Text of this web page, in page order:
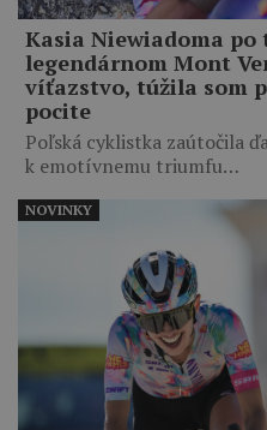
Kasia Niewiadoma
legendárnom Mont
víťazstvo, túžila som
pocite
Poľská cyklistka zaútočila
k emotívnemu triumfu…
NOVINKY